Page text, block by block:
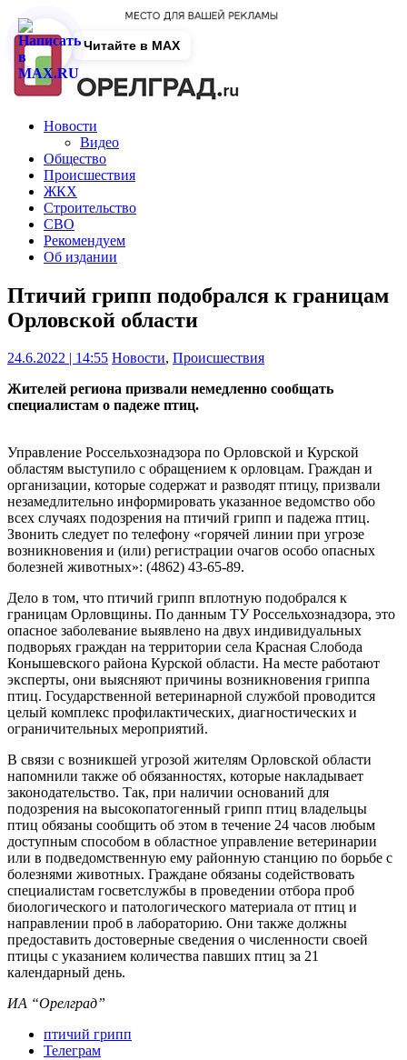
Новости
Видео
Общество
Происшествия
ЖКХ
Строительство
СВО
Рекомендуем
Об издании
Птичий грипп подобрался к границам
Орловской области
24.6.2022 | 14:55 Новости, Происшествия
Жителей региона призвали немедленно сообщать
специалистам о падеже птиц.
Управление Россельхознадзора по Орловской и Курской
областям выступило с обращением к орловцам. Граждан и
организации, которые содержат и разводят птицу, призвали
незамедлительно информировать указанное ведомство обо
всех случаях подозрения на птичий грипп и падежа птиц.
Звонить следует по телефону «горячей линии при угрозе
возникновения и (или) регистрации очагов особо опасных
болезней животных»: (4862) 43-65-89.
Дело в том, что птичий грипп вплотную подобрался к
границам Орловщины. По данным ТУ Россельхознадзора, это
опасное заболевание выявлено на двух индивидуальных
подворьях граждан на территории села Красная Слобода
Конышевского района Курской области. На месте работают
эксперты, они выясняют причины возникновения гриппа
птиц. Государственной ветеринарной службой проводится
целый комплекс профилактических, диагностических и
ограничительных мероприятий.
В связи с возникшей угрозой жителям Орловской области
напомнили также об обязанностях, которые накладывает
законодательство. Так, при наличии оснований для
подозрения на высокопатогенный грипп птиц владельцы
птиц обязаны сообщить об этом в течение 24 часов любым
доступным способом в областное управление ветеринарии
или в подведомственную ему районную станцию по борьбе с
болезнями животных. Граждане обязаны содействовать
специалистам госветслужбы в проведении отбора проб
биологического и патологического материала от птиц и
направлении проб в лабораторию. Они также должны
предоставить достоверные сведения о численности своей
птицы с указанием количества павших птиц за 21
календарный день.
ИА “Орелград”
птичий грипп
Телеграм
Читайте в MAX